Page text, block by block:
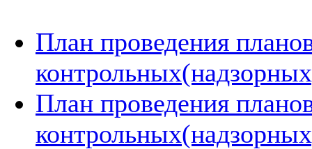
План проведения
План проведения